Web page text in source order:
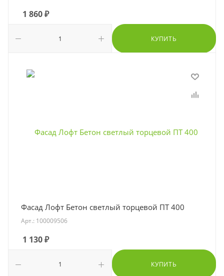
1 860₽
КУПИТЬ
Фасад Лофт Бетон светлый торцевой ПТ 400
Арт.: 100009506
1 130₽
КУПИТЬ